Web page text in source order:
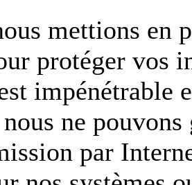
mettions en
protéger vos
impénétrable
ne
par